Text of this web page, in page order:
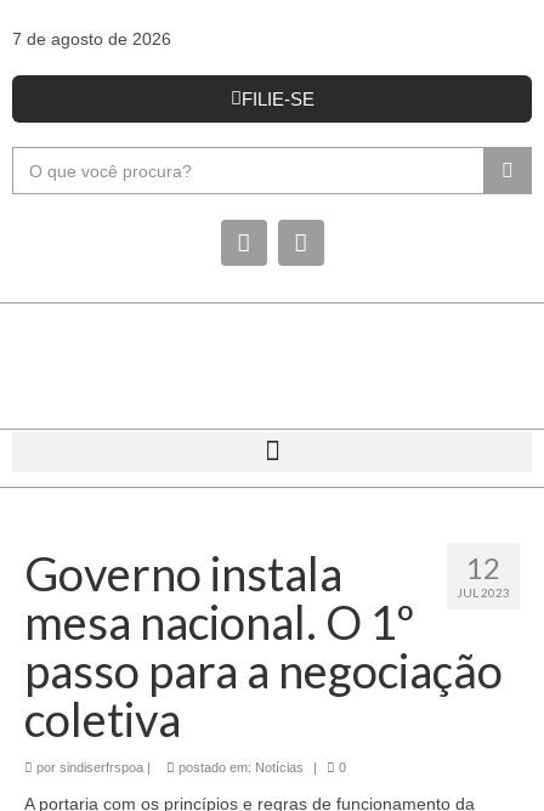
7 de agosto de 2026
FILIE-SE
12
JUL 2023
Governo instala
mesa nacional. O 1º
passo para a negociação
coletiva
por sindiserfrspoa | postado em: Notícias | 0
A portaria com os princípios e regras de funcionamento da